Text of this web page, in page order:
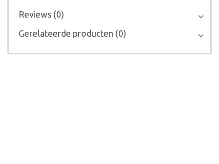
Reviews (0)
Gerelateerde producten (0)